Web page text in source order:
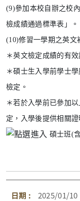
(9)參加本校自辦之校
檢成績通過標準表」。
(10)修習一學期之英文
＊英文檢定成績的有
＊碩士生入學前學士
檢定。
＊若於入學前已參加
定，入學後提供相關
碩士班(
2025/01/10